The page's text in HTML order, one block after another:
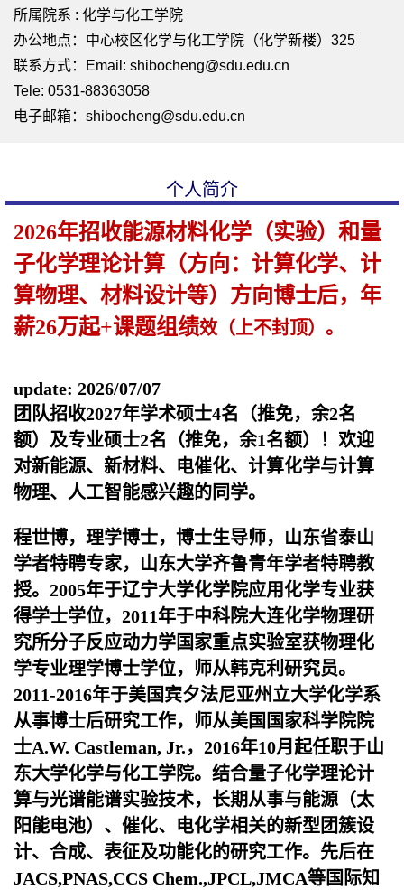
所属院系 : 化学与化工学院
办公地点：中心校区化学与化工学院（化学新楼）325
联系方式：
Email: shibocheng@sdu.edu.cn
Tele: 0531-88363058
电子邮箱： shibocheng@sdu.edu.cn
个人简介
2026年招收能源材料化学（实验）和量
子化学理论计算（方向：计算化学、计
算物理、材料设计等）方向博士后，年
薪26万起+课题组绩效（上不封顶）。
update: 2026/07/07
团队招收2027年学术硕士4名（推免，余2名
额）及专业硕士2名（推免，余1名额）！欢迎
对新能源、新材料、电催化、计算化学与计算
物理、人工智能感兴趣的同学。
程世博，理学博士，博士生导师，山东省泰山
学者特聘专家，山东大学齐鲁青年学者特聘教
授。2005年于辽宁大学化学院应用化学专业获
得学士学位，2011年于中科院大连化学物理研
究所分子反应动力学国家重点实验室获物理化
学专业理学博士学位，师从韩克利研究员。
2011-2016年于美国宾夕法尼亚州立大学化学系
从事博士后研究工作，师从美国国家科学院院
士A.W. Castleman, Jr.，2016年10月起任职于山
东大学化学与化工学院。结合量子化学理论计
算与光谱能谱实验技术，长期从事与能源（太
阳能电池）、催化、电化学相关的新型团簇设
计、合成、表征及功能化的研究工作。先后在
JACS,PNAS,CCS Chem.,JPCL,JMCA等国际知